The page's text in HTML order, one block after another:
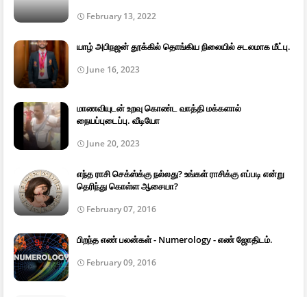
February 13, 2022
யாழ் அபிநஜன் தூக்கில் தொங்கிய நிலையில் சடலமாக மீட்பு.
June 16, 2023
மாணவியுடன் உறவு கொண்ட வாத்தி மக்களால்
நையப்புடைப்பு. வீடியோ
June 20, 2023
எந்த ராசி செக்ஸ்க்கு நல்லது? உங்கள் ராசிக்கு எப்படி என்று
தெரிந்து கொள்ள ஆசையா?
February 07, 2016
பிறந்த எண் பலன்கள் - Numerology - எண் ஜோதிடம்.
February 09, 2016